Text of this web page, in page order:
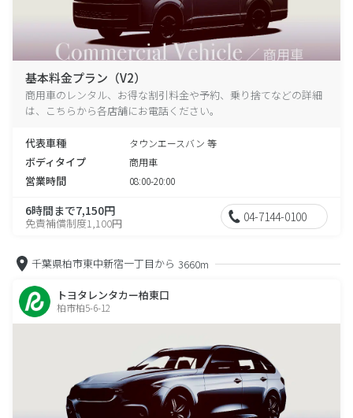
基本料金プラン（V2）
商用車のレンタル、お得な割引料金や予約、乗り捨てなどの詳細
は、こちらから各店舗にお電話ください。
代表車種 タウンエースバン 等
ボディタイプ 商用車
営業時間 08:00-20:00
6時間まで7,150円
免責補償制度1,100円 04-7144-0100
千葉県柏市東中新宿一丁目から 3660m
トヨタレンタカー柏東口
柏市柏5-6-12